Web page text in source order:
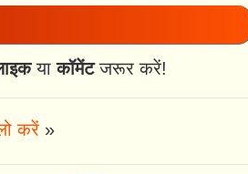
याकॉमेंटजरूर करें!
करें »